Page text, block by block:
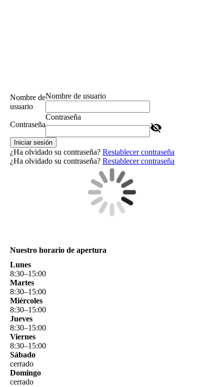
Nombre de
usuario
Nombre de usuario
Contraseña
Contraseña
Iniciar sesión
¿Ha olvidado su contraseña? Restablecer contraseña
¿Ha olvidado su contraseña? Restablecer contraseña
Nuestro horario de apertura
Lunes
8:30–15:00
Martes
8:30–15:00
Miércoles
8:30–15:00
Jueves
8:30–15:00
Viernes
8:30–15:00
Sábado
cerrado
Domingo
cerrado